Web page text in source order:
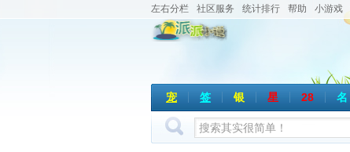
左右分栏 社区服务 统计排行 帮助 小游戏
宠 签 银 星 28 名